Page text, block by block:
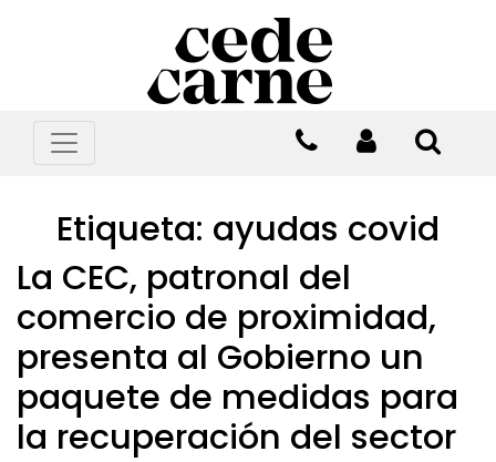
Etiqueta: ayudas covid
La CEC, patronal del
comercio de proximidad,
presenta al Gobierno un
paquete de medidas para
la recuperación del sector